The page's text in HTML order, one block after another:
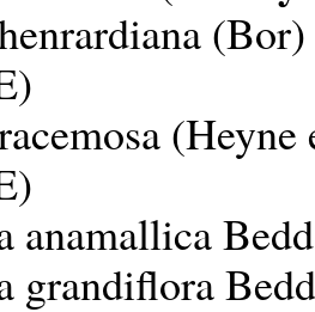
)
(Heyne
)
anamallica
grandiflora